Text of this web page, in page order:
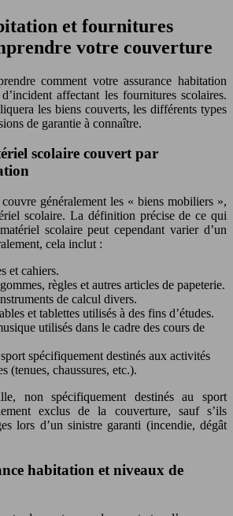
et fournitures
votre couverture
comment votre assurance habitation
affectant les fournitures scolaires.
les biens couverts, les différents types
de garantie à connaître.
scolaire couvert par
couvre généralement les « biens mobiliers »,
scolaire. La définition précise de ce qui
scolaire peut cependant varier d’un
cela inclut :
et cahiers.
règles et autres articles de papeterie.
de calcul divers.
et tablettes utilisés à des fins d’études.
utilisés dans le cadre des cours de
spécifiquement destinés aux activités
(tenues, chaussures, etc.).
non spécifiquement destinés au sport
exclus de la couverture, sauf s’ils
lors d’un sinistre garanti (incendie, dégât
habitation et niveaux de